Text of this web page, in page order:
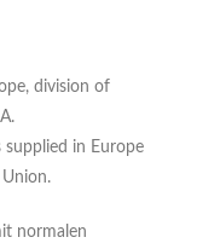
division of
in Europe
normalen